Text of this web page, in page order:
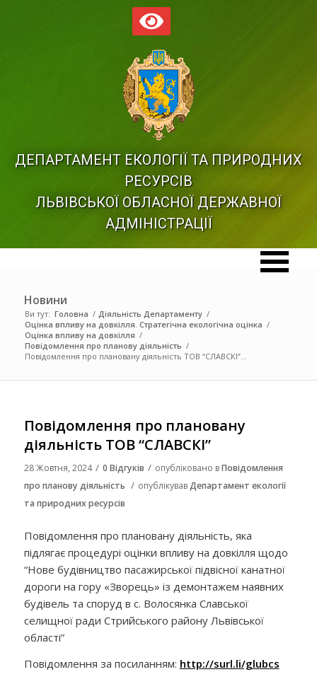
ДЕПАРТАМЕНТ ЕКОЛОГІЇ ТА ПРИРОДНИХ
РЕСУРСІВ
ЛЬВІВСЬКОЇ ОБЛАСНОЇ ДЕРЖАВНОЇ
АДМІНІСТРАЦІЇ
Новини
Ви тут: Головна / Діяльність Департаменту /
Оцінка впливу на довкілля. Стратегічна екологічна оцінка /
Оцінка впливу на довкілля /
Повідомлення про планову діяльність /
Повідомлення про плановану діяльність ТОВ “СЛАВСКІ”...
Повідомлення про плановану
діяльність ТОВ “СЛАВСКІ”
28 Жовтня, 2024 / 0 Відгуків / опубліковано вПовідомлення
про планову діяльність / опублікувавДепартамент екології
та природних ресурсів
Повідомлення про плановану діяльність, яка
підлягає процедурі оцінки впливу на довкілля щодо
“Нове будівництво пасажирської підвісної канатної
дороги на гору «Зворець» із демонтажем наявних
будівель та споруд в с. Волосянка Славської
селищної ради Стрийського району Львівської
області”
Повідомлення за посиланням: http://surl.li/glubcs